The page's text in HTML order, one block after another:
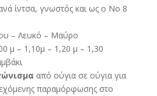
ίντσα, γνωστός και ως ο Νο 8
– Λευκό – Μαύρο
μ – 1,10μ – 1,20 μ – 1,30
από ούγια σε ούγια για
παραμόρφωσης στο